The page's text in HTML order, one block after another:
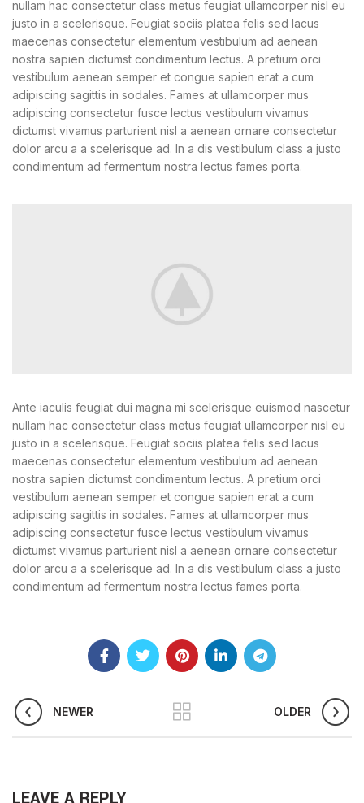
nullam hac consectetur class metus feugiat ullamcorper nisl eu
justo in a scelerisque. Feugiat sociis platea felis sed lacus
maecenas consectetur elementum vestibulum ad aenean
nostra sapien dictumst condimentum lectus. A pretium orci
vestibulum aenean semper et congue sapien erat a cum
adipiscing sagittis in sodales. Fames at ullamcorper mus
adipiscing consectetur fusce lectus vestibulum vivamus
dictumst vivamus parturient nisl a aenean ornare consectetur
dolor arcu a a scelerisque ad. In a dis vestibulum class a justo
condimentum ad fermentum nostra lectus fames porta.
Ante iaculis feugiat dui magna mi scelerisque euismod nascetur
nullam hac consectetur class metus feugiat ullamcorper nisl eu
justo in a scelerisque. Feugiat sociis platea felis sed lacus
maecenas consectetur elementum vestibulum ad aenean
nostra sapien dictumst condimentum lectus. A pretium orci
vestibulum aenean semper et congue sapien erat a cum
adipiscing sagittis in sodales. Fames at ullamcorper mus
adipiscing consectetur fusce lectus vestibulum vivamus
dictumst vivamus parturient nisl a aenean ornare consectetur
dolor arcu a a scelerisque ad. In a dis vestibulum class a justo
condimentum ad fermentum nostra lectus fames porta.
NEWER OLDER